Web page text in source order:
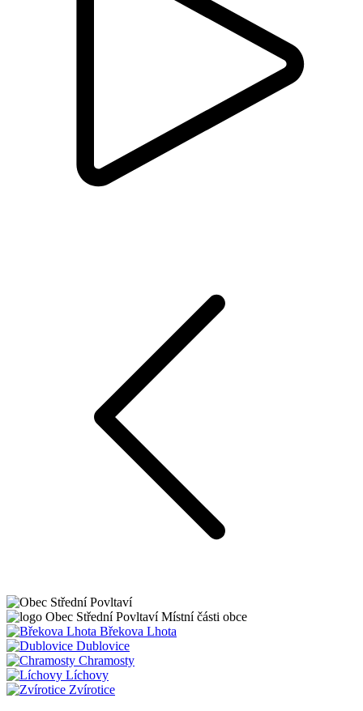
Obec Střední PovltavíMístní části obce
Břekova Lhota
Dublovice
Chramosty
Líchovy
Zvírotice